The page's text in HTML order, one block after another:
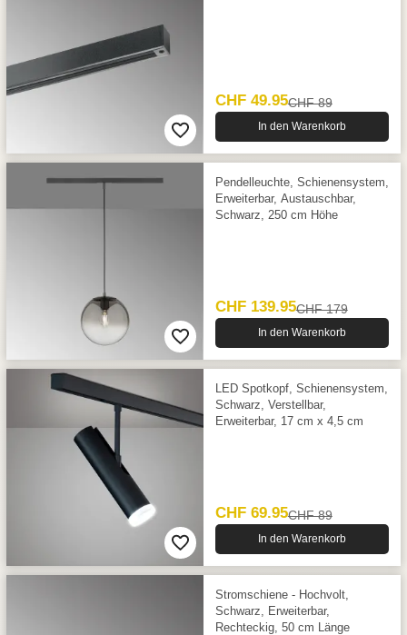
CHF 49.95CHF 89
In den Warenkorb
Pendelleuchte, Schienensystem,
Erweiterbar, Austauschbar,
Schwarz, 250 cm Höhe
CHF 139.95CHF 179
In den Warenkorb
LED Spotkopf, Schienensystem,
Schwarz, Verstellbar,
Erweiterbar, 17 cm x 4,5 cm
CHF 69.95CHF 89
In den Warenkorb
Stromschiene - Hochvolt,
Schwarz, Erweiterbar,
Rechteckig, 50 cm Länge